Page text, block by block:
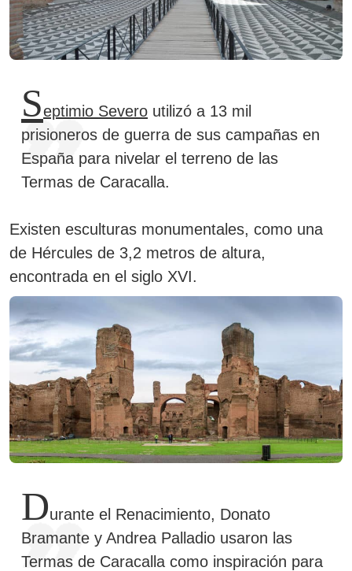
Septimio Severo utilizó a 13 mil
prisioneros de guerra de sus campañas en
España para nivelar el terreno de las
Termas de Caracalla.
Existen esculturas monumentales, como una
de Hércules de 3,2 metros de altura,
encontrada en el siglo XVI.
Durante el Renacimiento, Donato
Bramante y Andrea Palladio usaron las
Termas de Caracalla como inspiración para